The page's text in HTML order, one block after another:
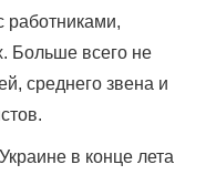
работниками,
Больше всего не
среднего звена и
в конце лета